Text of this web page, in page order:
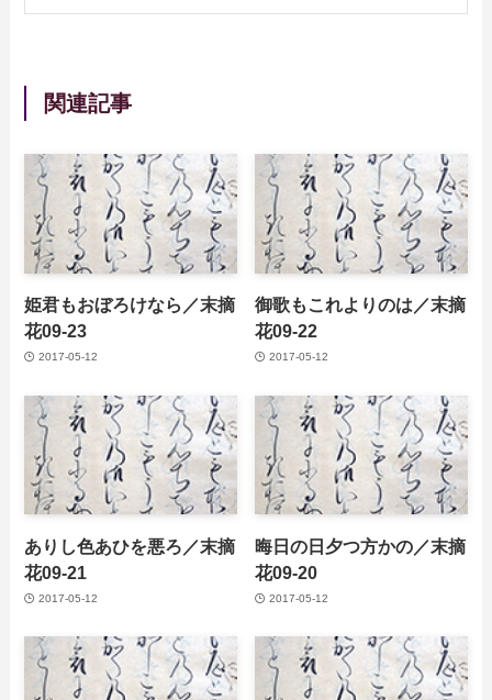
関連記事
姫君もおぼろけなら／末摘
花09-23
2017-05-12
御歌もこれよりのは／末摘
花09-22
2017-05-12
ありし色あひを悪ろ／末摘
花09-21
2017-05-12
晦日の日夕つ方かの／末摘
花09-20
2017-05-12